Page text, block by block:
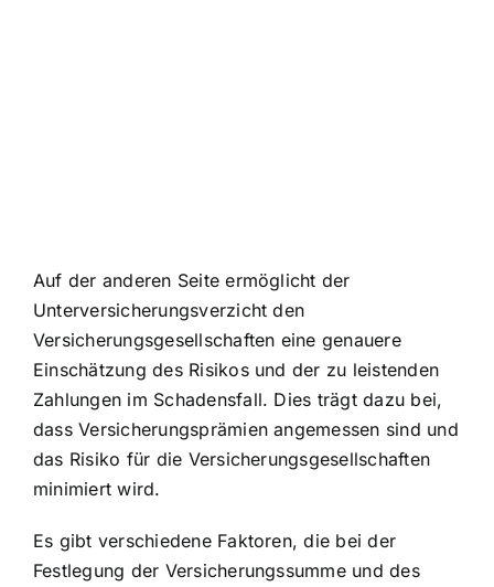
Auf der anderen Seite ermöglicht der
Unterversicherungsverzicht den
Versicherungsgesellschaften eine genauere
Einschätzung des Risikos und der zu leistenden
Zahlungen im Schadensfall. Dies trägt dazu bei,
dassVersicherungsprämien angemessen sind und
das Risiko für die Versicherungsgesellschaften
minimiert wird.
Es gibt verschiedene Faktoren, die bei der
Festlegung der Versicherungssumme und des